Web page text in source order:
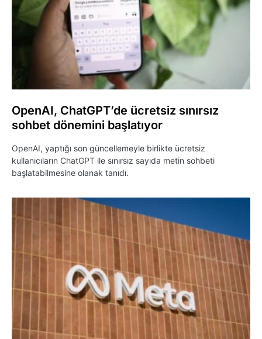
OpenAI, ChatGPT’de ücretsiz sınırsız
sohbet dönemini başlatıyor
OpenAI, yaptığı son güncellemeyle birlikte ücretsiz
kullanıcıların ChatGPT ile sınırsız sayıda metin sohbeti
başlatabilmesine olanak tanıdı.